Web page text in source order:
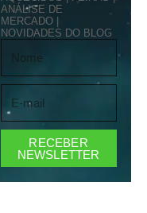
ANÁLISE DE
MERCADO |
NOVIDADES DO BLOG
RECEBER
NEWSLETTER